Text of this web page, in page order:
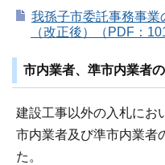
我孫子市委託事務事業
（改正後）（PDF：
市内業者、準市内業者
建設工事以外の入札にお
市内業者及び準市内業者
た。